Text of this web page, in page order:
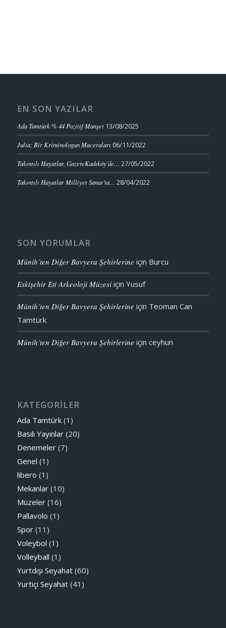
EN SON YAZILAR
Ada Tamtürk % 44 Pozitif Manşet 13/08/2025
Julia; Bir Kriminologun Maceraları 06/11/2022
Takıntılı Hayatlar, GazeteKadıköy’de… 27/05/2022
Takıntılı Hayatlar Milliyet Sanat’ta… 28/04/2022
SON YORUMLAR
Münih’ten Diğer Bavyera Şehirlerine için Burcu
Eskişehir Eti Arkeoloji Müzesiiçin Yusuf
Münih’ten Diğer Bavyera Şehirlerine için Teoman Can
Tamtürk
Münih’ten Diğer Bavyera Şehirlerine için ceyhun
KATEGORİLER
Ada Tamtürk(1)
Basılı Yayınlar(20)
Denemeler(7)
Genel (1)
libero (1)
Mekanlar(10)
Müzeler(16)
Pallavolo (1)
Spor(11)
Voleybol (1)
Volleyball (1)
Yurtdışı Seyahat(60)
Yurtiçi Seyahat(41)